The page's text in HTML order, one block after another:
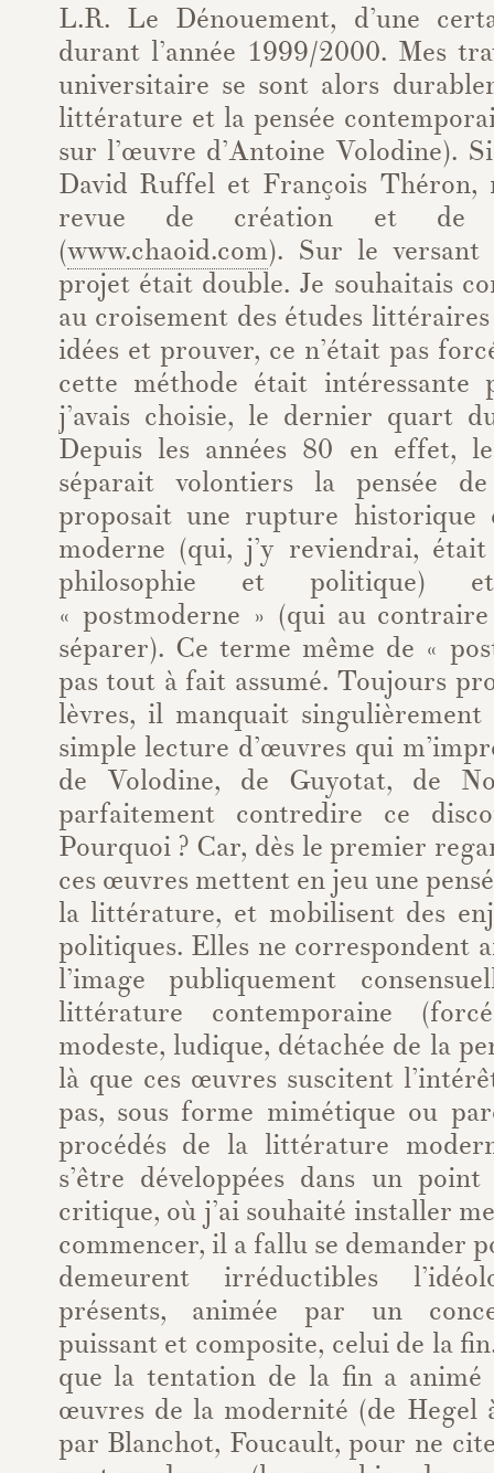
L.R. Le Dénouement, d’une
durant l’année 1999/2000. Mes
universitaire se sont alors
littérature et la pensée
sur l’œuvre d’Antoine Volodine).
David Ruffel et François Théron,
revue de création et de
(www.chaoid.com). Sur le versant
projet était double. Je souhaitais
au croisement des études
idées et prouver, ce n’était pas
cette méthode était intéressante
j’avais choisie, le dernier quart
Depuis les années 80 en effet,
séparait volontiers la pensée
proposait une rupture historique
moderne (qui, j’y reviendrai,
philosophie et politique)
« postmoderne » (qui au
séparer). Ce terme même de «
pas tout à fait assumé. Toujours
lèvres, il manquait singulièrement
simple lecture d’œuvres qui
de Volodine, de Guyotat, de
parfaitement contredire ce
Pourquoi ? Car, dès le premier
ces œuvres mettent en jeu une
la littérature, et mobilisent des
politiques. Elles ne correspondent
l’image publiquement
littérature contemporaine
modeste, ludique, détachée de la
là que ces œuvres suscitent
pas, sous forme mimétique ou
procédés de la littérature
s’être développées dans un
critique, où j’ai souhaité installer
commencer, il a fallu se demander
demeurent irréductibles
présents, animée par un
puissant et composite, celui de la
que la tentation de la fin a animé
œuvres de la modernité (de Hegel
par Blanchot, Foucault, pour ne